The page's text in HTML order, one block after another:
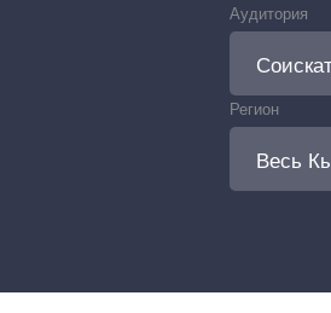
Аудитория
Регион